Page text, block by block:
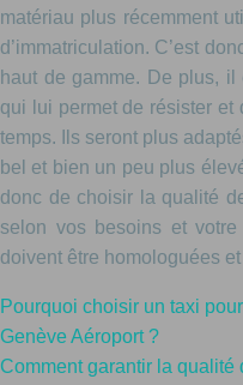
matériau plus récemment
d’immatriculation. C’est
haut de gamme. De plus,
qui lui permet de résister et
temps. Ils seront plus
bel et bien un peu plus
donc de choisir la qualité
selon vos besoins et
doivent être homologuées
Pourquoi choisir un taxi
Genève Aéroport ?
Comment garantir la qualité